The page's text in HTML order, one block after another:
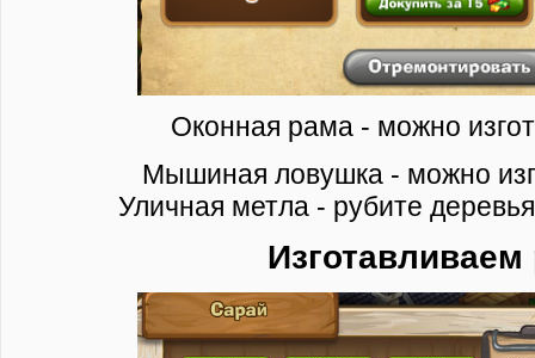
Оконная рама - можно
Мышиная ловушка - можно
Уличная метла - рубите